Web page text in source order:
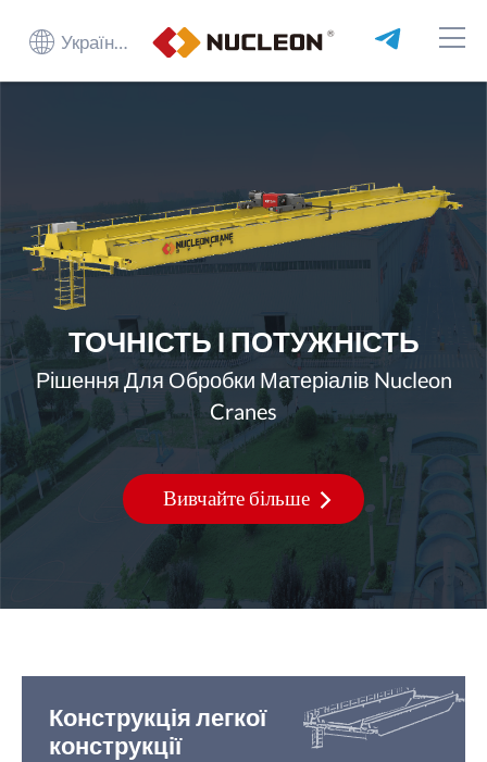
Українська
ТОЧНІСТЬ І ПОТУЖНІСТЬ
Рішення Для Обробки Матеріалів Nucleon
Cranes
Вивчайте більше
Конструкція легкої
конструкції